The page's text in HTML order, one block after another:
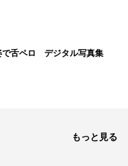
♥』3話予告
騙されない♥』
で舌ペロ デジタル写真集
もっと見る